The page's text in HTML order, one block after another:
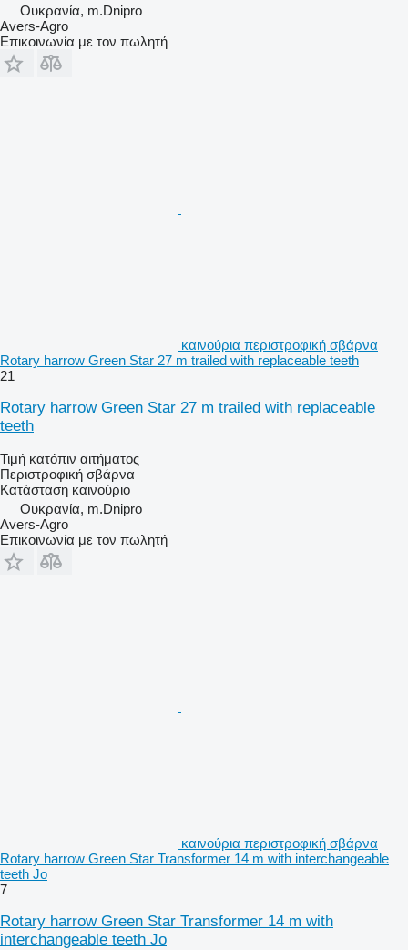
Ουκρανία, m.Dnipro
Avers-Agro
Επικοινωνία με τον πωλητή
καινούρια περιστροφική σβάρνα
Rotary harrow Green Star 27 m trailed with replaceable teeth
21
Rotary harrow Green Star 27 m trailed with replaceable
teeth
Τιμή κατόπιν αιτήματος
Περιστροφική σβάρνα
Κατάσταση καινούριο
Ουκρανία, m.Dnipro
Avers-Agro
Επικοινωνία με τον πωλητή
καινούρια περιστροφική σβάρνα
Rotary harrow Green Star Transformer 14 m with interchangeable
teeth Jo
7
Rotary harrow Green Star Transformer 14 m with
interchangeable teeth Jo